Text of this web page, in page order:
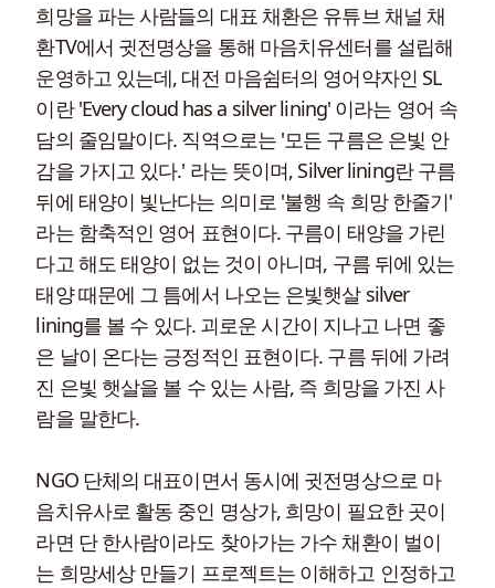
희망을 파는 사람들의 대표 채환은 유튜브 채널 채
환TV에서 귓전명상을 통해 마음치유센터를 설립해
운영하고 있는데, 대전 마음쉼터의 영어약자인 SL
이란 'Every cloud has a silver lining' 이라는 영어 속
담의 줄임말이다. 직역으로는 '모든 구름은 은빛 안
감을 가지고 있다.' 라는 뜻이며, Silver lining란 구름
뒤에 태양이 빛난다는 의미로 '불행 속 희망 한줄기'
라는 함축적인 영어 표현이다. 구름이 태양을 가린
다고 해도 태양이 없는 것이 아니며, 구름 뒤에 있는
태양 때문에 그 틈에서 나오는 은빛햇살 silver
lining를 볼 수 있다. 괴로운 시간이 지나고 나면 좋
은 날이 온다는 긍정적인 표현이다. 구름 뒤에 가려
진 은빛 햇살을 볼 수 있는 사람, 즉 희망을 가진 사
람을 말한다.
NGO 단체의 대표이면서 동시에 귓전명상으로 마
음치유사로 활동 중인 명상가, 희망이 필요한 곳이
라면 단 한사람이라도 찾아가는 가수 채환이 벌이
는 희망세상 만들기 프로젝트는 이해하고 인정하고